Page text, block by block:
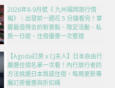
2026年8-9月號《 九州福岡旅行情
報》｜出發前一週花 5 分鐘看完！掌
握最值得去的新景點、限定活動、私
房一日遊、住宿優惠一次整理
【Agoda訂房 x CJ夫人】日本自由行
嚴選住宿名單一次看！內行旅行者的
方法挑選日本質感住宿，每周更新專
屬訂房優惠與折扣碼